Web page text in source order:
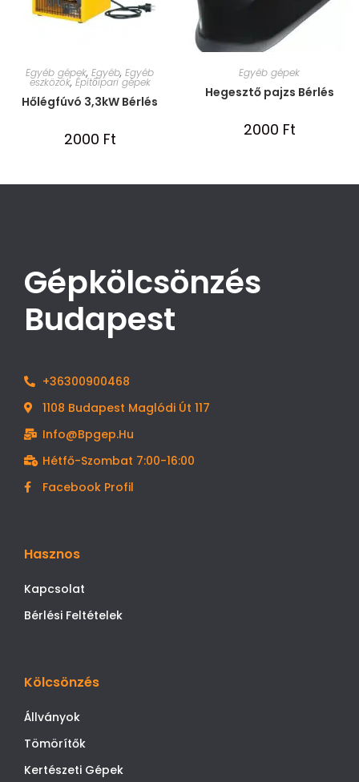
Egyéb gépek, Egyéb, Egyéb
eszközök, Építőipari gépek
Hőlégfúvó 3,3kW Bérlés
2000 Ft
Egyéb gépek
Hegesztő pajzs Bérlés
2000 Ft
Gépkölcsönzés
Budapest
+36300900468
1108 Budapest Maglódi Út 117
Info@bpgep.hu
Hétfő-Szombat 7:00-16:00
Facebook Profil
Hasznos
Kapcsolat
Bérlési Feltételek
Kölcsönzés
Állványok
Tömörítők
Kertészeti Gépek